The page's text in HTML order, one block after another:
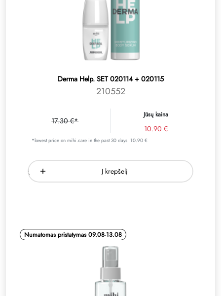
Derma Help. SET 020114 + 020115
210552
17.30 €*
Jūsų kaina
10.90 €
*lowest price on mihi.care in the past 30 days: 10.90 €
Į krepšelį
Numatomas pristatymas 09.08-13.08